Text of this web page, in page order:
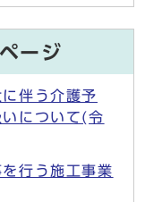
ージ
伴う介護予
について(令
行う施工事業